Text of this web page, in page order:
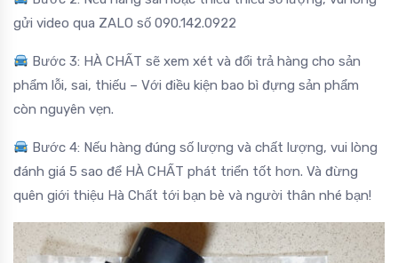
gửi video qua ZALO số 090.142.0922
Bước 3: HÀ CHẤT sẽ xem xét và đổi trả hàng cho sản
phẩm lỗi, sai, thiếu – Với điều kiện bao bì đựng sản phẩm
còn nguyên vẹn.
Bước 4: Nếu hàng đúng số lượng và chất lượng, vui lòng
đánh giá 5 sao để HÀ CHẤT phát triển tốt hơn. Và đừng
quên giới thiệu Hà Chất tới bạn bè và người thân nhé bạn!